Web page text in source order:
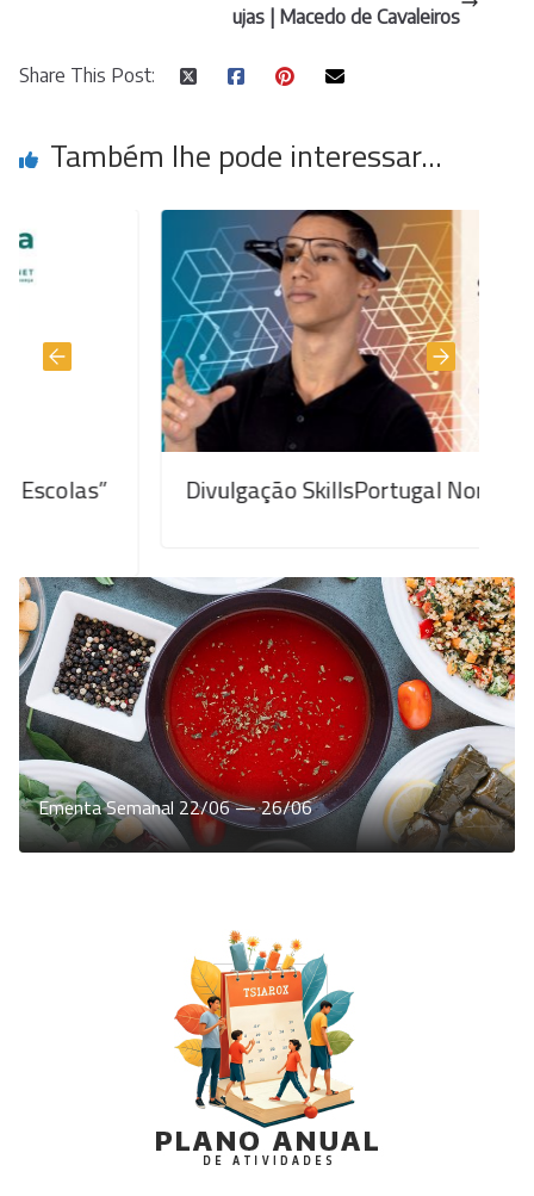
ujas | Macedo de Cavaleiros
Share This Post:
Também lhe pode interessar...
Divulgação SkillsPortugal Norte 2024
Ementa Semanal 22/06 — 26/06